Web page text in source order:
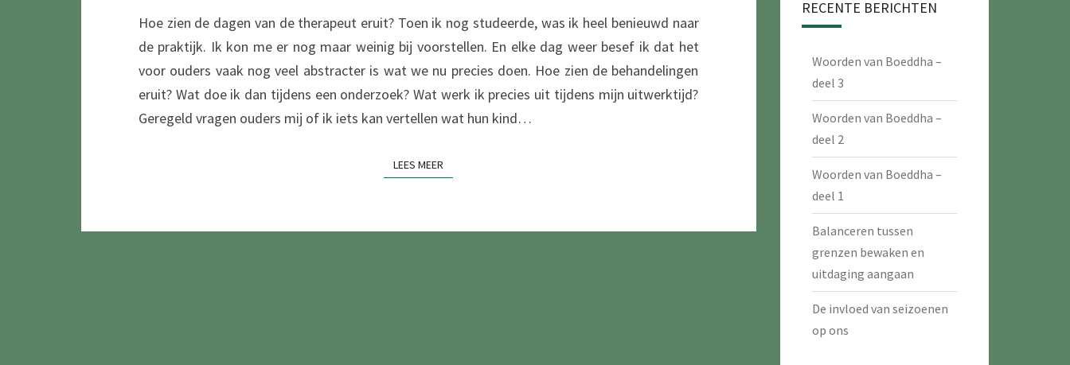
Hoe zien de dagen van de therapeut eruit? Toen ik nog studeerde, was ik heel benieuwd naar
de praktijk. Ik kon me er nog maar weinig bij voorstellen. En elke dag weer besef ik dat het
voor ouders vaak nog veel abstracter is wat we nu precies doen. Hoe zien de behandelingen
eruit? Wat doe ik dan tijdens een onderzoek? Wat werk ik precies uit tijdens mijn uitwerktijd?
Geregeld vragen ouders mij of ik iets kan vertellen wat hun kind…
LEES MEER
RECENTE BERICHTEN
Woorden van Boeddha –
deel 3
Woorden van Boeddha –
deel 2
Woorden van Boeddha –
deel 1
Balanceren tussen
grenzen bewaken en
uitdaging aangaan
De invloed van seizoenen
op ons